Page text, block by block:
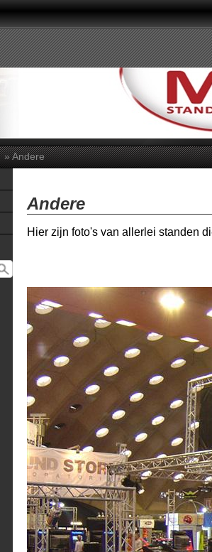
» Andere
Andere
Hier zijn foto's van allerlei standen